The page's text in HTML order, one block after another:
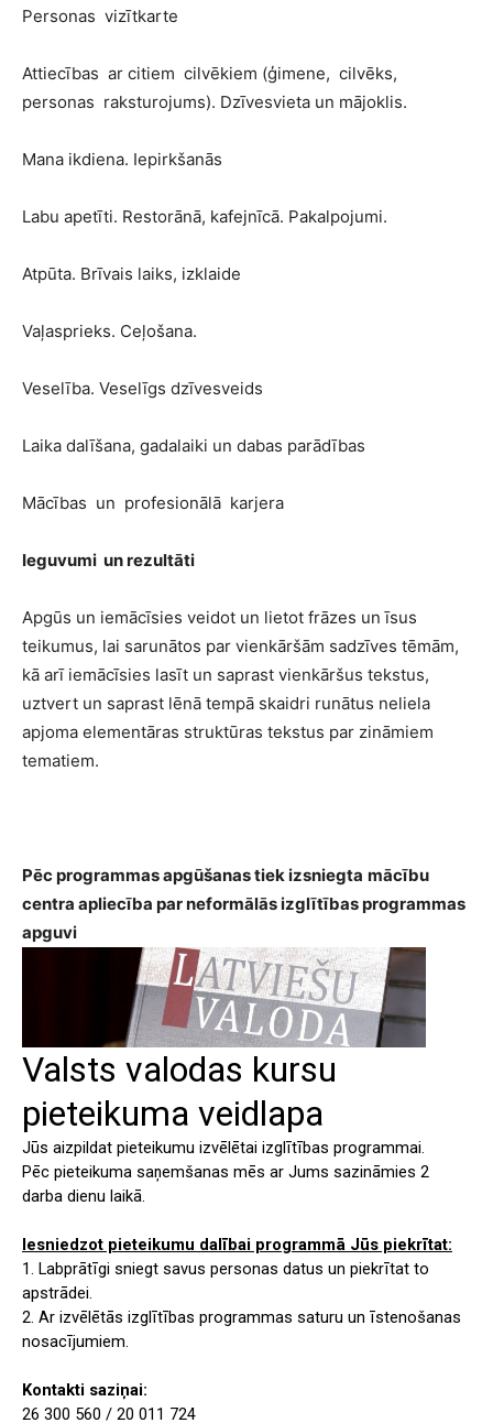
Personas vizītkarte
Attiecības ar citiem cilvēkiem (ģimene, cilvēks,
personas raksturojums). Dzīvesvieta un mājoklis.
Mana ikdiena. Iepirkšanās
Labu apetīti. Restorānā, kafejnīcā. Pakalpojumi.
Atpūta. Brīvais laiks, izklaide
Vaļasprieks. Ceļošana.
Veselība. Veselīgs dzīvesveids
Laika dalīšana, gadalaiki un dabas parādības
Mācības un profesionālā karjera
Ieguvumi un rezultāti
Apgūs un iemācīsies veidot un lietot frāzes un īsus
teikumus, lai sarunātos par vienkāršām sadzīves tēmām,
kā arī iemācīsies lasīt un saprast vienkāršus tekstus,
uztvert un saprast lēnā tempā skaidri runātus neliela
apjoma elementāras struktūras tekstus par zināmiem
tematiem.
Pēc programmas apgūšanas tiek izsniegta mācību
centra apliecība par neformālās izglītības programmas
apguvi